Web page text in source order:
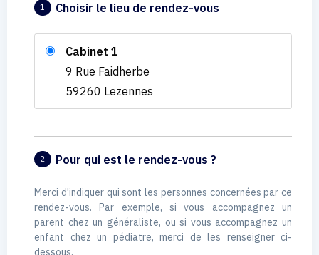
1 Choisir le lieu de rendez-vous
Cabinet 1
9 Rue Faidherbe
59260 Lezennes
2 Pour qui est le rendez-vous ?
Merci d'indiquer qui sont les personnes concernées par ce
rendez-vous. Par exemple, si vous accompagnez un
parent chez un généraliste, ou si vous accompagnez un
enfant chez un pédiatre, merci de les renseigner ci-
dessous.